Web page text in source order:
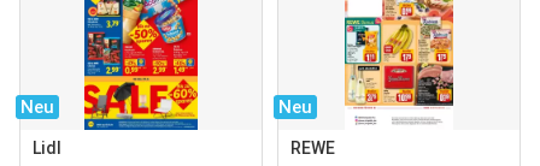
Neu
Lidl
Neu
REWE